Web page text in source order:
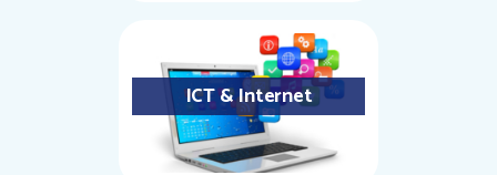
ICT & Internet